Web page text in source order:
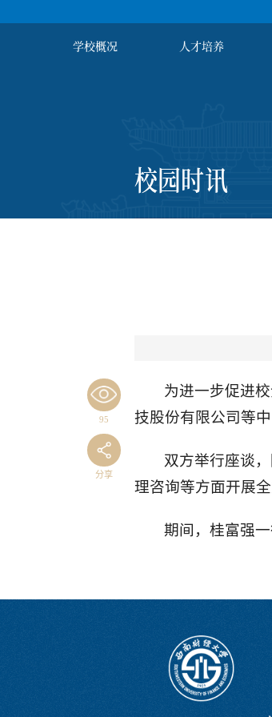
学校概况 人才培养
校园时讯
95
分享
为进一步促进
技股份有限公司等
双方举行座谈
理咨询等方面开展
期间，桂富强